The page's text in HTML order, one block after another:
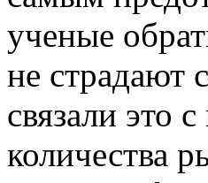
ученые
не страдают
связали это
количества